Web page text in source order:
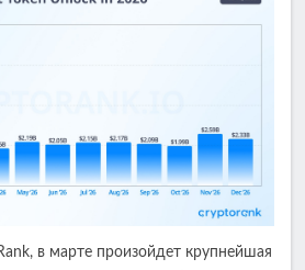
в марте произойдет крупнейшая